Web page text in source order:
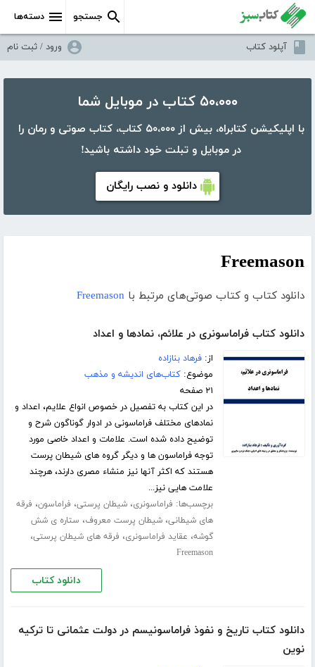
دسته‌ها جستجو
آپلود کتاب ورود / ثبت نام
۵۰،۰۰۰ کتاب در موبایل شما
با اپلیکیشن کتابراه، بیش از ۵۰،۰۰۰ کتاب، کتاب صوتی و رمان را
در موبایل و تبلت خود داشته باشید!
دانلود و نصب رایگان
Freemason
دانلود کتاب و کتاب صوتی‌های مرتبط با Freemason
دانلود کتاب فراماسونری در علائم، نمادها و اعداد
از:فرهاد بنازاده
موضوع:کتاب‌های اندیشه و مذهب
۲۱ صفحه
در این کتاب به تفصیل در خصوص انواع علایم، اعداد و
نمادهای مختلف فراماسونی در ادوار گوناگون شرح و
توضیح داده شده است. علامات و اعداد خاصی مورد
توجه فراماسون ها و دیگر گروه های شیطان پرست
هستند که اکثر آنها نیز منشاء مصری دارند، هرچند
علامت هایی نیز...
برچسب‌ها: فراماسونری،شیطان پرستی، فراماسون، فرقه
های شیطانی،شیطان پرست معروف، ستاره ی شش
گوشه، عقاید فراماسونری، فرقه های شیطان پرستی،
Freemason
دانلود کتاب
دانلود کتاب تاریخ و نفوذ فراماسونیسم در دولت عثمانی تا ترکیه
نوین